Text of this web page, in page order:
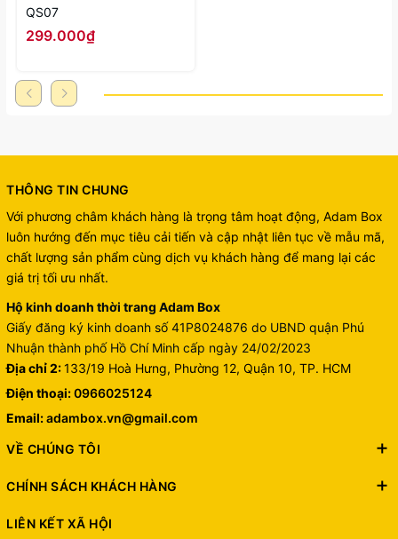
QS07
299.000₫
THÔNG TIN CHUNG
Với phương châm khách hàng là trọng tâm hoạt động, Adam Box
luôn hướng đến mục tiêu cải tiến và cập nhật liên tục về mẫu mã,
chất lượng sản phẩm cùng dịch vụ khách hàng để mang lại các
giá trị tối ưu nhất.
Hộ kinh doanh thời trang Adam Box
Giấy đăng ký kinh doanh số 41P8024876 do UBND quận Phú
Nhuận thành phố Hồ Chí Minh cấp ngày 24/02/2023
Địa chỉ 2:133/19 Hoà Hưng, Phường 12, Quận 10, TP. HCM
Điện thoại:0966025124
Email:adambox.vn@gmail.com
VỀ CHÚNG TÔI
CHÍNH SÁCH KHÁCH HÀNG
LIÊN KẾT XÃ HỘI